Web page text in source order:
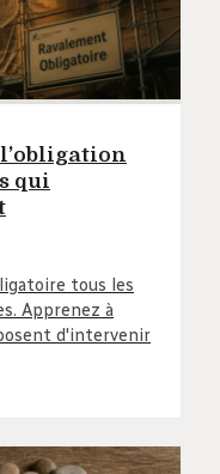
qui
tous les
Apprenez à
d'intervenir